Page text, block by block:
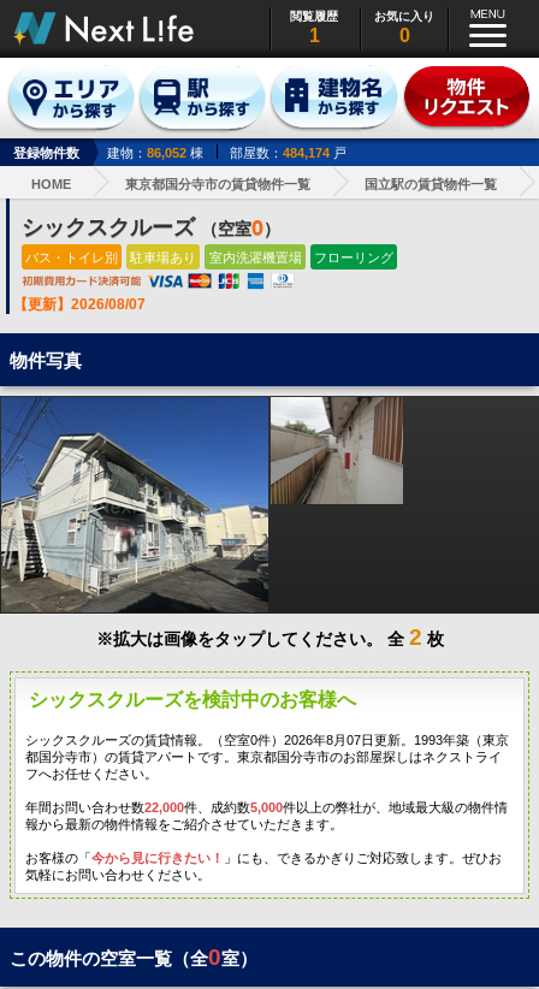
閲覧履歴
1
お気に入り
0
登録物件数 建物： 86,052 棟 部屋数： 484,174 戸
HOME 東京都国分寺市の賃貸物件一覧 国立駅の賃貸物件一覧
シックスクルーズ （空室0）
バス・トイレ別 駐車場あり 室内洗濯機置場 フローリング
【更新】2026/08/07
物件写真
※拡大は画像をタップしてください。 全 2 枚
シックスクルーズを検討中のお客様へ
シックスクルーズの賃貸情報。（空室0件）2026年8月07日更新。1993年築（東京
都国分寺市）の賃貸アパートです。東京都国分寺市のお部屋探しはネクストライ
フへお任せください。
年間お問い合わせ数22,000件、成約数5,000件以上の弊社が、地域最大級の物件情
報から最新の物件情報をご紹介させていただきます。
お客様の「今から見に行きたい！
」にも、できるかぎりご対応致します。ぜひお
気軽にお問い合わせください。
この物件の空室一覧（全0室）